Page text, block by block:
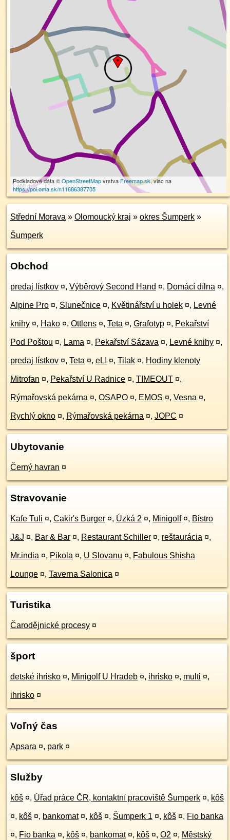
100 m
Podkladové dáta ©OpenStreetMapvrstva Freemap.sk, viac na
https://poi.oma.sk/n11686387705
Střední Morava » Olomoucký kraj » okres Šumperk »
Šumperk
Obchod
predaj lístkov ¤, Výběrový Second Hand ¤, Domácí dílna ¤,
Alpine Pro ¤, Slunečnice ¤, Květinářství u holek ¤, Levné
knihy ¤, Hako ¤, Ottlens ¤, Teta ¤, Grafotyp ¤, Pekařství
Pod Poštou ¤, Lama ¤, Pekařství Sázava ¤, Levné knihy ¤,
predaj lístkov ¤, Teta ¤, eL! ¤, Tilak ¤, Hodiny klenoty
Mitrofan ¤, Pekařství U Radnice ¤, TIMEOUT ¤,
Rýmařovská pekárna ¤, OSAPO ¤, EMOS ¤, Vesna ¤,
Rychlý okno ¤, Rýmařovská pekárna ¤, JOPC ¤
Ubytovanie
Černý havran ¤
Stravovanie
Kafe Tuli ¤, Cakir's Burger ¤, Úzká 2 ¤, Minigolf ¤, Bistro
J&J ¤, Bar & Bar ¤, Restaurant Schiller ¤, reštaurácia ¤,
Mr.india ¤, Pikola ¤, U Slovanu ¤, Fabulous Shisha
Lounge ¤, Taverna Salonica ¤
Turistika
Čarodějnické procesy ¤
šport
detské ihrisko ¤, Minigolf U Hradeb ¤, ihrisko ¤, multi ¤,
ihrisko ¤
Voľný čas
Apsara ¤, park ¤
Služby
kôš ¤, Úřad práce ČR, kontaktní pracoviště Šumperk ¤, kôš
¤, kôš ¤, bankomat ¤, kôš ¤, Šumperk 1 ¤, kôš ¤, Fio banka
¤, Fio banka ¤, kôš ¤, bankomat ¤, kôš ¤, O2 ¤, Městský